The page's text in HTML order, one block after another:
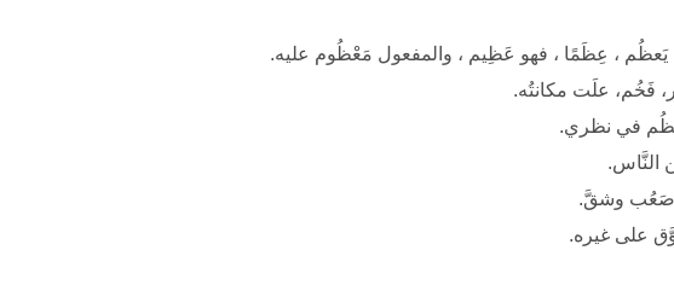
، عِظَمًا ، فهو عَظِيم ، والمفعول مَعْظُوم عليه.
فَخُم، علَت مكانتُه.
في نظري.
النَّاس.
صَعُب وشقَّ.
على غيره.